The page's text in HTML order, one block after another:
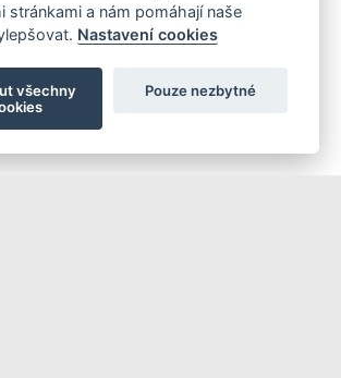
stránkami a nám pomáhají naše
Nastavení cookies
všechny
Pouze nezbytné